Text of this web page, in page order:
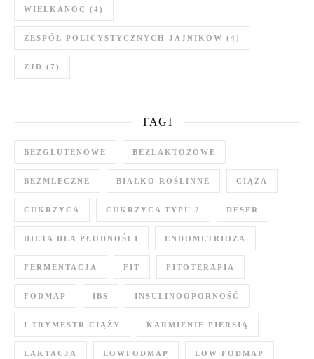
WIELKANOC (4)
ZESPÓŁ POLICYSTYCZNYCH JAJNIKÓW (4)
ZJD (7)
TAGI
BEZGLUTENOWE BEZLAKTOZOWE
BEZMLECZNE BIAŁKO ROŚLINNE CIĄŻA
CUKRZYCA CUKRZYCA TYPU 2 DESER
DIETA DLA PŁODNOŚCI ENDOMETRIOZA
FERMENTACJA FIT FITOTERAPIA
FODMAP IBS INSULINOOPORNOŚĆ
I TRYMESTR CIĄŻY KARMIENIE PIERSIĄ
LAKTACJA LOWFODMAP LOW FODMAP